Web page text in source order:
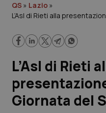
Governo e Parlamento
Regioni e Asl
Lavoro e Professioni
Scienza e Farmaci
QS » Lazio »
L’Asl di Rieti alla
L’Asl di Rieti
Giornata del